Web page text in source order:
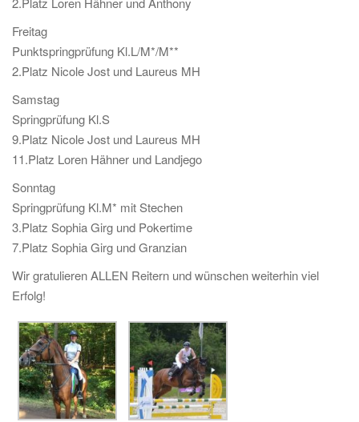
Freitag
Punktspringprüfung Kl.L/M*/M**
2.Platz Nicole Jost und Laureus MH
Samstag
Springprüfung Kl.S
9.Platz Nicole Jost und Laureus MH
11.Platz Loren Hähner und Landjego
Sonntag
Springprüfung Kl.M* mit Stechen
3.Platz Sophia Girg und Pokertime
7.Platz Sophia Girg und Granzian
Wir gratulieren ALLEN Reitern und wünschen weiterhin viel
Erfolg!